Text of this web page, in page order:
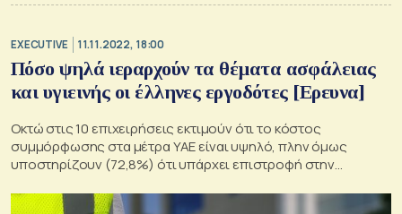
EXECUTIVE 11.11.2022, 18:00
Πόσο ψηλά ιεραρχούν τα θέματα ασφάλειας
και υγιεινής οι έλληνες εργοδότες [Ερευνα]
Οκτώ στις 10 επιχειρήσεις εκτιμούν ότι το κόστος
συμμόρφωσης στα μέτρα ΥΑΕ είναι υψηλό, πλην όμως
υποστηρίζουν (72,8%) ότι υπάρχει επιστροφή στην